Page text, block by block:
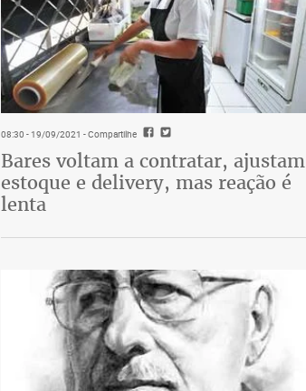
08:30 - 19/09/2021 - Compartilhe
Bares voltam a contratar, ajustam
estoque e delivery, mas reação é
lenta